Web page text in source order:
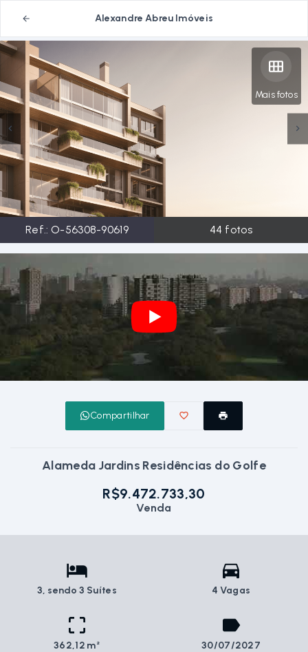
Alexandre Abreu Imóveis
Mais fotos
Ref.:O-56308-90619 44 fotos
Compartilhar
Alameda Jardins Residências do Golfe
R$9.472.733,30
Venda
3, sendo 3 Suítes 4 Vagas
362,12 m² 30/07/2027